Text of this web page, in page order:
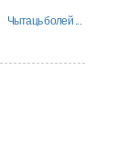
Чытаць болей ...